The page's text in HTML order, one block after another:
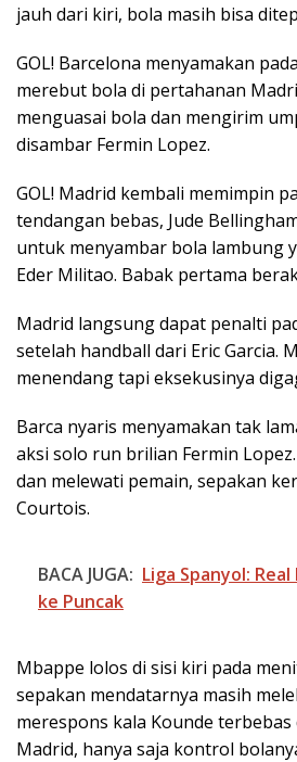
jauh dari kiri, bola masih bisa
GOL! Barcelona menyamakan
merebut bola di pertahanan
menguasai bola dan mengirim
disambar Fermin Lopez.
GOL! Madrid kembali memimpin
tendangan bebas, Jude
untuk menyambar bola lambung
Eder Militao. Babak pertama
Madrid langsung dapat penalti
setelah handball dari Eric Garcia.
menendang tapi eksekusinya
Barca nyaris menyamakan tak
aksi solo run brilian Fermin
dan melewati pemain, sepakan
Courtois.
BACA JUGA: Liga Spanyol:
ke Puncak
Mbappe lolos di sisi kiri pada
sepakan mendatarnya masih
merespons kala Kounde
Madrid, hanya saja kontrol